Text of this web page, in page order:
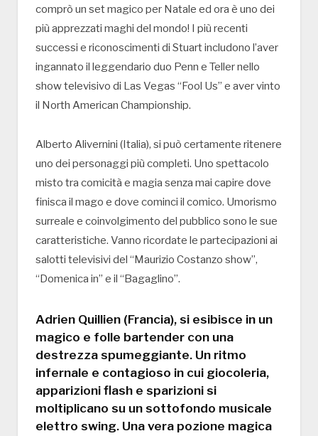
comprò un set magico per Natale ed ora è uno dei
più apprezzati maghi del mondo! I più recenti
successi e riconoscimenti di Stuart includono l’aver
ingannato il leggendario duo Penn e Teller nello
show televisivo di Las Vegas “Fool Us” e aver vinto
il North American Championship.
Alberto Alivernini (Italia), si può certamente ritenere
uno dei personaggi più completi. Uno spettacolo
misto tra comicità e magia senza mai capire dove
finisca il mago e dove cominci il comico. Umorismo
surreale e coinvolgimento del pubblico sono le sue
caratteristiche. Vanno ricordate le partecipazioni ai
salotti televisivi del “Maurizio Costanzo show”,
“Domenica in” e il “Bagaglino”.
Adrien Quillien (Francia), si esibisce in un
magico e folle bartender con una
destrezza spumeggiante. Un ritmo
infernale e contagioso in cui giocoleria,
apparizioni flash e sparizioni si
moltiplicano su un sottofondo musicale
elettro swing. Una vera pozione magica